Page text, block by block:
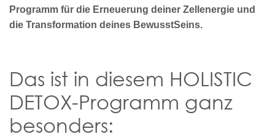
Programm für die Erneuerung deiner Zellenergie und
die Transformation deines BewusstSeins.
Das ist in diesem HOLISTIC
DETOX-Programm ganz
besonders: